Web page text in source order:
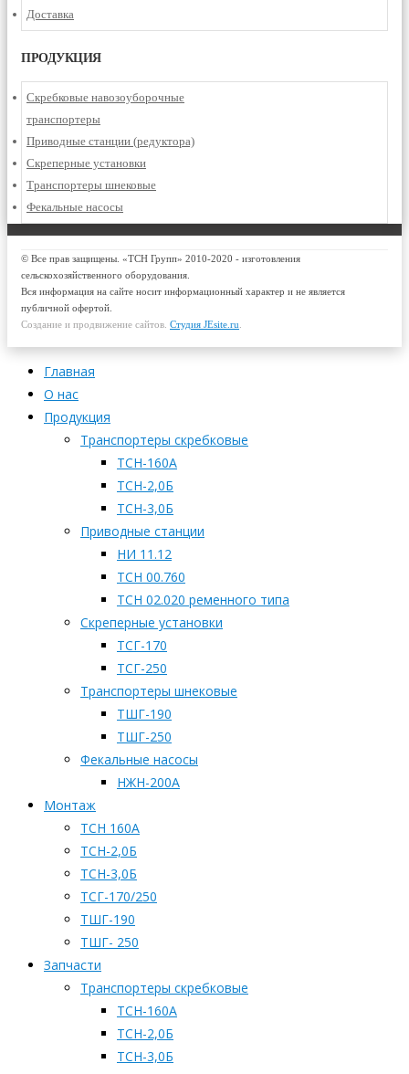
Доставка
ПРОДУКЦИЯ
Скребковые навозоуборочные
транспортеры
Приводные станции (редуктора)
Скреперные установки
Транспортеры шнековые
Фекальные насосы
© Все прав защищены. «ТСН Групп» 2010-2020 - изготовления
сельскохозяйственного оборудования.
Вся информация на сайте носит информационный характер и не является
публичной офертой.
Создание и продвижение сайтов. Студия JEsite.ru
Главная
О нас
Продукция
Транспортеры скребковые
ТСН-160А
ТСН-2,0Б
ТСН-3,0Б
Приводные станции
НИ 11.12
ТСН 00.760
ТСН 02.020 ременного типа
Скреперные установки
ТСГ-170
ТСГ-250
Транспортеры шнековые
ТШГ-190
ТШГ-250
Фекальные насосы
НЖН-200А
Монтаж
ТСН 160А
ТСН-2,0Б
ТСН-3,0Б
ТСГ-170/250
ТШГ-190
ТШГ- 250
Запчасти
Транспортеры скребковые
ТСН-160А
ТСН-2,0Б
ТСН-3,0Б